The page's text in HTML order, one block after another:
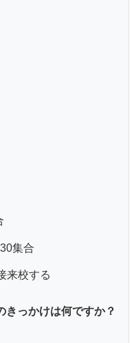
集合
来校する
きっかけは何ですか？